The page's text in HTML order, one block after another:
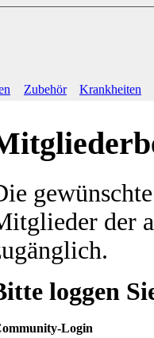
Zubehör Krankheiten
der
loggen
Login